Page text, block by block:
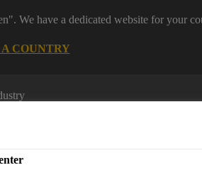
We have a dedicated website for your
COUNTRY